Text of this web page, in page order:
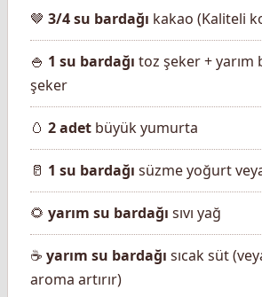
🤎 3/4 su bardağı kakao (Kaliteli
🍚 1 su bardağı toz şeker +
şeker
🥚 2 adet büyük yumurta
🥛 1 su bardağı süzme yoğurt
🌻 yarım su bardağı sıvı yağ
☕ yarım su bardağı sıcak süt
aroma artırır)